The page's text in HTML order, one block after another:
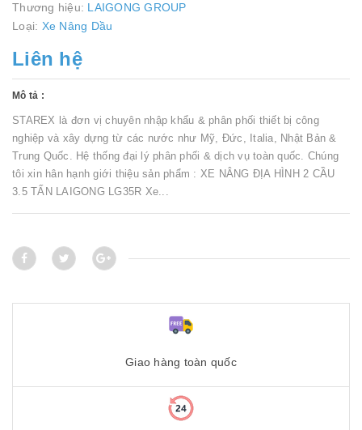
Thương hiệu: LAIGONG GROUP
Loại: Xe Nâng Dầu
Liên hệ
Mô tả :
STAREX là đơn vị chuyên nhập khẩu & phân phối thiết bị công
nghiệp và xây dựng từ các nước như Mỹ, Đức, Italia, Nhật Bản &
Trung Quốc. Hệ thống đại lý phân phối & dịch vụ toàn quốc. Chúng
tôi xin hân hạnh giới thiệu sản phẩm : XE NÂNG ĐỊA HÌNH 2 CẦU
3.5 TẤN LAIGONG LG35R Xe...
Giao hàng toàn quốc